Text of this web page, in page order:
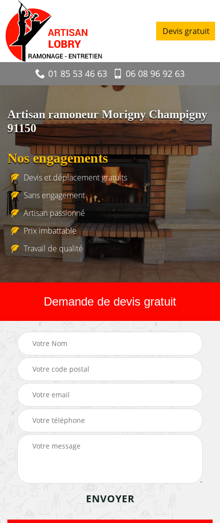
Devis gratuit
01 85 53 46 63 06 08 96 92 63
Artisan ramoneur Morigny Champigny
91150
Nos engagements
Devis et déplacement gratuits
Sans engagement
Artisan passionné
Prix imbattable
Travail de qualité
Demande de devis gratuit